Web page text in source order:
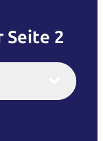
Seite 2